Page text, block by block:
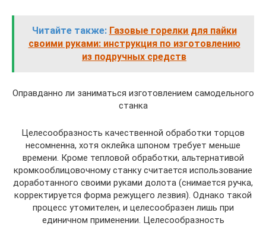
Читайте также: Газовые горелки для пайки
своими руками: инструкция по изготовлению
из подручных средств
Оправданно ли заниматься изготовлением самодельного
станка
Целесообразность качественной обработки торцов
несомненна, хотя оклейка шпоном требует меньше
времени. Кроме тепловой обработки, альтернативой
кромкооблицовочному станку считается использование
доработанного своими руками долота (снимается ручка,
корректируется форма режущего лезвия). Однако такой
процесс утомителен, и целесообразен лишь при
единичном применении. Целесообразность